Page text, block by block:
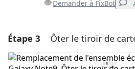
Demander à FixBot
Ajouter un
Ajouter un commentaire
Étape 3 Ôter le tiroir de